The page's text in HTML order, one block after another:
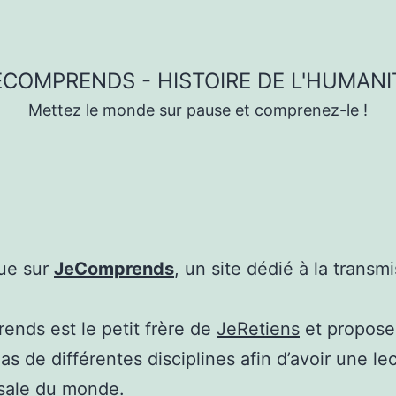
- HISTOIRE DE
Mettez le monde sur pause et comprenez-le !
sur JeComprends, un site dédié à la
est le petit frère de JeRetiens et
de différentes disciplines afin d’avoir une
du monde.